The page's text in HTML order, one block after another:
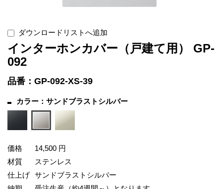
ダウンロードリストへ追加
インターホンカバー（戸建て用） GP-
092
品番：GP-092-XS-39
カラー：サンドブラストシルバー
価格
14,500 円
材質
ステンレス
仕上げ サンドブラストシルバー